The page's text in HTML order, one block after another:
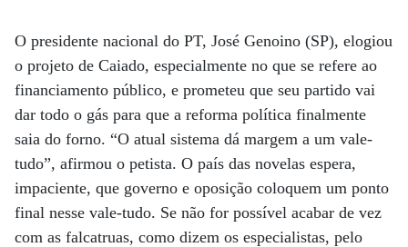
O presidente nacional do PT, José Genoino (SP), elogiou
o projeto de Caiado, especialmente no que se refere ao
financiamento público, e prometeu que seu partido vai
dar todo o gás para que a reforma política finalmente
saia do forno. “O atual sistema dá margem a um vale-
tudo”, afirmou o petista. O país das novelas espera,
impaciente, que governo e oposição coloquem um ponto
final nesse vale-tudo. Se não for possível acabar de vez
com as falcatruas, como dizem os especialistas, pelo